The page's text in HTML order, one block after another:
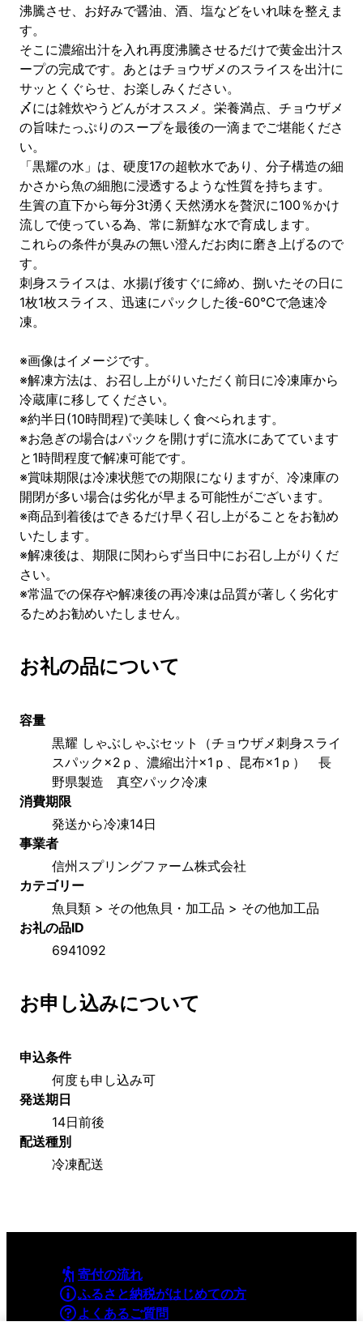
沸騰させ、お好みで醤油、酒、塩などをいれ味を整えま
す。
そこに濃縮出汁を入れ再度沸騰させるだけで黄金出汁ス
ープの完成です。あとはチョウザメのスライスを出汁に
サッとくぐらせ、お楽しみください。
〆には雑炊やうどんがオススメ。栄養満点、チョウザメ
の旨味たっぷりのスープを最後の一滴までご堪能くださ
い。
「黒耀の水」は、硬度17の超軟水であり、分子構造の細
かさから魚の細胞に浸透するような性質を持ちます。
生簀の直下から毎分3t湧く天然湧水を贅沢に100％かけ
流しで使っている為、常に新鮮な水で育成します。
これらの条件が臭みの無い澄んだお肉に磨き上げるので
す。
刺身スライスは、水揚げ後すぐに締め、捌いたその日に
1枚1枚スライス、迅速にパックした後-60℃で急速冷
凍。
※画像はイメージです。
※解凍方法は、お召し上がりいただく前日に冷凍庫から
冷蔵庫に移してください。
※約半日(10時間程)で美味しく食べられます。
※お急ぎの場合はパックを開けずに流水にあてています
と1時間程度で解凍可能です。
※賞味期限は冷凍状態での期限になりますが、冷凍庫の
開閉が多い場合は劣化が早まる可能性がございます。
※商品到着後はできるだけ早く召し上がることをお勧め
いたします。
※解凍後は、期限に関わらず当日中にお召し上がりくだ
さい。
※常温での保存や解凍後の再冷凍は品質が著しく劣化す
るためお勧めいたしません。
お礼の品について
容量
黒耀 しゃぶしゃぶセット（チョウザメ刺身スライ
スパック×2ｐ、濃縮出汁×1ｐ、昆布×1ｐ）　長
野県製造　真空パック冷凍
消費期限
発送から冷凍14日
事業者
信州スプリングファーム株式会社
カテゴリー
魚貝類 > その他魚貝・加工品 > その他加工品
お礼の品ID
6941092
お申し込みについて
申込条件
何度も申し込み可
発送期日
14日前後
配送種別
冷凍配送
寄付の流れ
ふるさと納税がはじめての方
よくあるご質問